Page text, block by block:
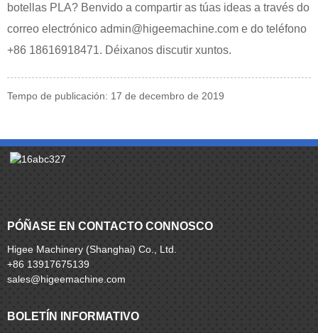
botellas PLA? Benvido a compartir as túas ideas a través do
correo electrónico admin@higeemachine.com e do teléfono
+86 18616918471. Déixanos discutir xuntos.
Tempo de publicación: 17 de decembro de 2019
PÓÑASE EN CONTACTO CONNOSCO
Higee Machinery (Shanghai) Co., Ltd.
+86 13917675139
sales@higeemachine.com
BOLETÍN INFORMATIVO